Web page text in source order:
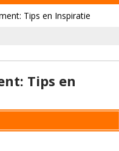
Tips en Inspiratie
Tips en